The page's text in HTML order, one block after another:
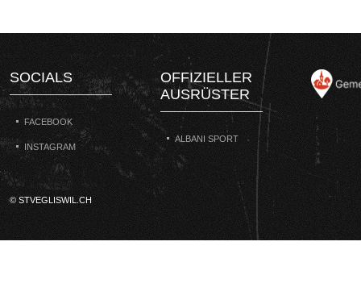
SOCIALS
FACEBOOK
INSTAGRAM
OFFIZIELLER
AUSRÜSTER
ALBANI SPORT
© STVEGLISWIL.CH